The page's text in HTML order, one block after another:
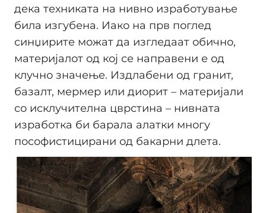
дека техниката на нивно изработување
била изгубена. Иако на прв поглед
синџирите можат да изгледаат обично,
материјалот од кој се направени е од
клучно значење. Издлабени од гранит,
базалт, мермер или диорит – материјали
со исклучителна цврстина – нивната
изработка би барала алатки многу
пософистицирани од бакарни длета.